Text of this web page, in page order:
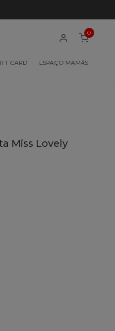
CARD ESPAÇO MAMÃS
0
Miss Lovely